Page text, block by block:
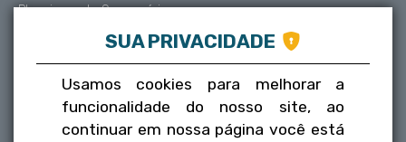
Planejamento Sucessório
Contencioso e Arbitragem
Societário
Trabalhista
Tributário
SUA PRIVACIDADE
Usamos cookies para melhorar a
funcionalidade do nosso site, ao
continuar em nossa página você está